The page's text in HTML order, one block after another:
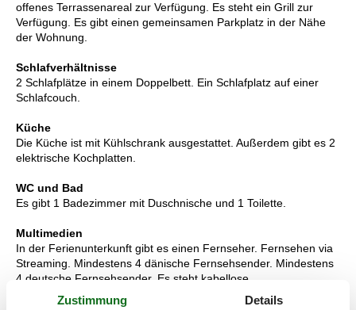
offenes Terrassenareal zur Verfügung. Es steht ein Grill zur
Verfügung. Es gibt einen gemeinsamen Parkplatz in der Nähe
der Wohnung.
Schlafverhältnisse
2 Schlafplätze in einem Doppelbett. Ein Schlafplatz auf einer
Schlafcouch.
Küche
Die Küche ist mit Kühlschrank ausgestattet. Außerdem gibt es 2
elektrische Kochplatten.
WC und Bad
Es gibt 1 Badezimmer mit Duschnische und 1 Toilette.
Multimedien
In der Ferienunterkunft gibt es einen Fernseher. Fernsehen via
Streaming. Mindestens 4 dänische Fernsehsender. Mindestens
4 deutsche Fernsehsender. Es steht kabellose
Internetverbindung zur Verfügung.
Zustimmung Details